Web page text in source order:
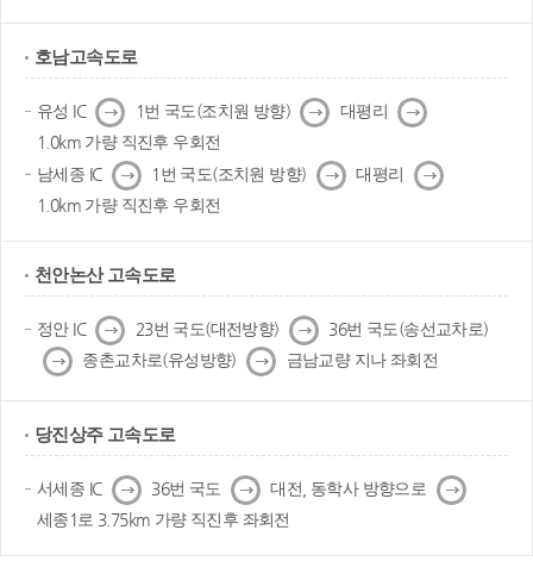
호남고속도로
유성 IC 다
음
1번 국도(조치원 방향) 다
음
대평리 다
음
1.0km 가량 직진후 우회전
남세종 IC 다
음
1번 국도(조치원 방향) 다
음
대평리
다
음
1.0km 가량 직진후 우회전
천안논산 고속도로
정안 IC 다
음
23번 국도(대전방향) 다
음
36번 국도(송선교차로)
다
음
종촌교차로(유성방향) 다
음
금남교량 지나 좌회전
당진상주 고속도로
서세종 IC 다
음
36번 국도 다
음
대전, 동학사 방향으로 다
음
세종1로 3.75km 가량 직진후 좌회전